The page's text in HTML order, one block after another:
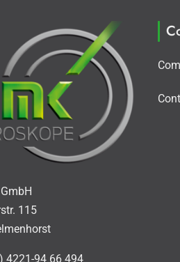
115
4221-94 66 494